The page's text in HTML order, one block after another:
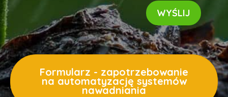
Formularz - zapotrzebowanie
na automatyzację systemów
nawadniania